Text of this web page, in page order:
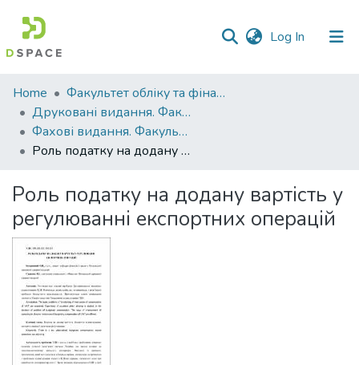
Log In (current)
Communities
&
Collections
All of DSpace
Statistics
Home
Факультет обліку та фінансів
Друковані видання. Факультет обліку та фінансів
Фахові видання. Факультет обліку та фінансів
Роль податку на додану вартість у регулюванні експортних операцій
Роль податку на додану вартість у
регулюванні експортних операцій